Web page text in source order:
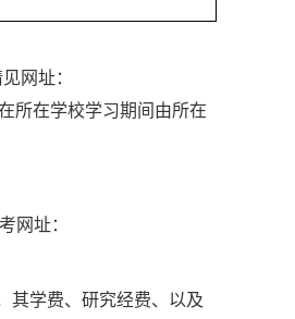
网址：
所在学校学习期间由所在
网址：
其学费、研究经费、以及